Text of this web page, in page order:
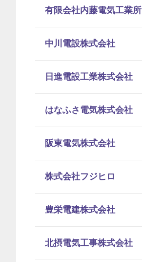
有限会社内藤電気工業所
中川電設株式会社
日進電設工業株式会社
はなふさ電気株式会社
阪東電気株式会社
株式会社フジヒロ
豊栄電建株式会社
北摂電気工事株式会社